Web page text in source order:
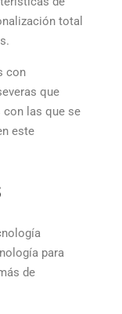
total
con
que
con las que se
este
para
de